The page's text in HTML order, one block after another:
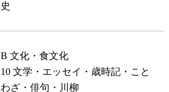
史
B 文化・食文化
10 文学・エッセイ・歳時記・こと
わざ・俳句・川柳